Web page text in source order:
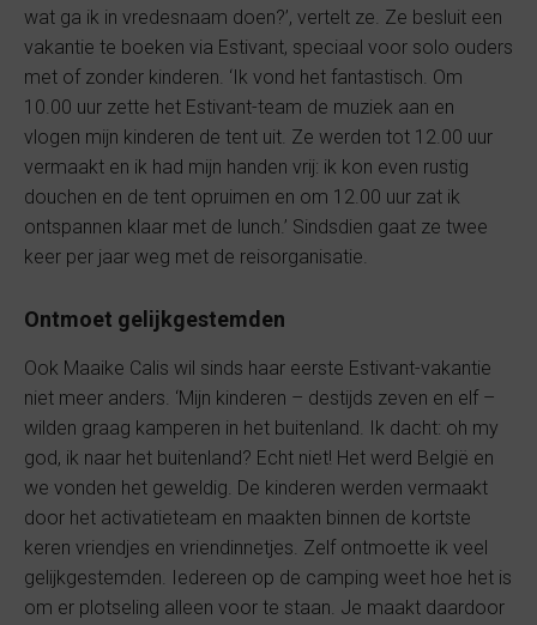
wat ga ik in vredesnaam doen?’, vertelt ze. Ze besluit een
vakantie te boeken via Estivant, speciaal voor solo ouders
met of zonder kinderen. ‘Ik vond het fantastisch. Om
10.00 uur zette het Estivant-team de muziek aan en
vlogen mijn kinderen de tent uit. Ze werden tot 12.00 uur
vermaakt en ik had mijn handen vrij: ik kon even rustig
douchen en de tent opruimen en om 12.00 uur zat ik
ontspannen klaar met de lunch.’ Sindsdien gaat ze twee
keer per jaar weg met de reisorganisatie.
Ontmoet gelijkgestemden
Ook Maaike Calis wil sinds haar eerste Estivant-vakantie
niet meer anders. ‘Mijn kinderen – destijds zeven en elf –
wilden graag kamperen in het buitenland. Ik dacht: oh my
god, ik naar het buitenland? Echt niet! Het werd België en
we vonden het geweldig. De kinderen werden vermaakt
door het activatieteam en maakten binnen de kortste
keren vriendjes en vriendinnetjes. Zelf ontmoette ik veel
gelijkgestemden. Iedereen op de camping weet hoe het is
om er plotseling alleen voor te staan. Je maakt daardoor